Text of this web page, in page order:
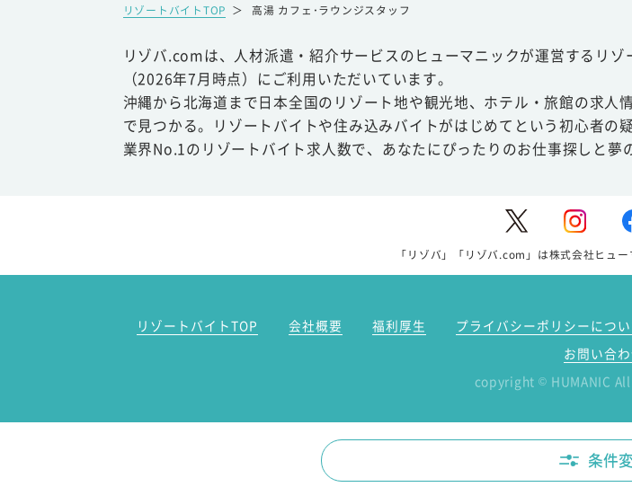
リゾートバイトTOP ＞ 高湯 カフェ･ラウンジスタッフ
リゾバ.comは、人材派遣・紹介サービスのヒューマニックが運営するリ
（2026年7月時点）にご利用いただいています。
沖縄から北海道まで日本全国のリゾート地や観光地、ホテル・旅館の求
で見つかる。リゾートバイトや住み込みバイトがはじめてという初心者
業界No.1のリゾートバイト求人数で、あなたにぴったりのお仕事探しと夢
「リゾバ」「リゾバ.com」は株式会社ヒュ
リゾートバイトTOP 会社概要 福利厚生 プライバシーポリシーについ
お問い合
copyright © HUMANIC
条件